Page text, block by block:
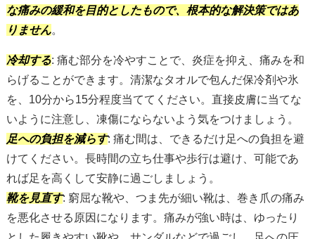
な痛みの緩和を目的としたもので、根本的な解決策ではあ
りません。
冷却する: 痛む部分を冷やすことで、炎症を抑え、痛みを和
らげることができます。清潔なタオルで包んだ保冷剤や氷
を、10分から15分程度当ててください。直接皮膚に当てな
いように注意し、凍傷にならないよう気をつけましょう。
足への負担を減らす: 痛む間は、できるだけ足への負担を避
けてください。長時間の立ち仕事や歩行は避け、可能であ
れば足を高くして安静に過ごしましょう。
靴を見直す: 窮屈な靴や、つま先が細い靴は、巻き爪の痛み
を悪化させる原因になります。痛みが強い時は、ゆったり